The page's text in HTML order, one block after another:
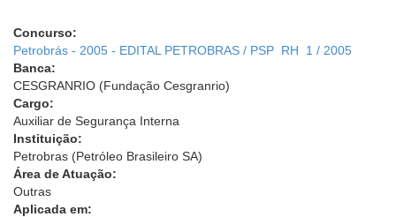
Concurso:
Petrobrás - 2005 - EDITAL PETROBRAS / PSP  RH  1 / 2005
Banca:
CESGRANRIO (Fundação Cesgranrio)
Cargo:
Auxiliar de Segurança Interna
Instituição:
Petrobras (Petróleo Brasileiro SA)
Área de Atuação:
Outras
Aplicada em: